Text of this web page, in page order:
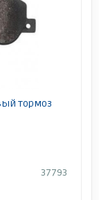
тормоз
37793